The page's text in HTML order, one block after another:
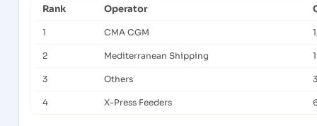
Rank Operator
1 CMA CGM
2 Mediterranean Shipping
3 Others
4 X-Press Feeders